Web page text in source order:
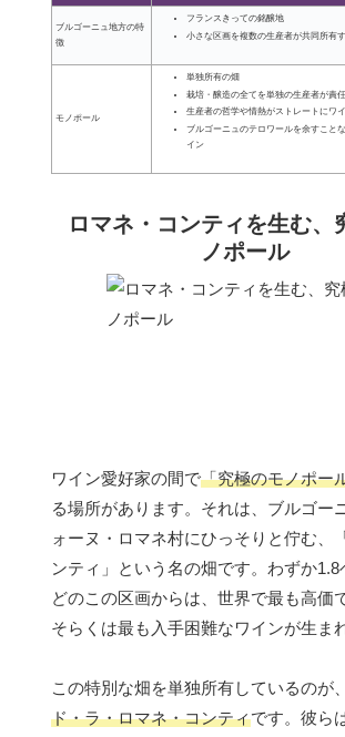
ブルゴーニュ地方の特
徴
フランスきっての銘醸地
小さな区画を複数の生産者が共同所有
モノポール
単独所有の畑
栽培・醸造の全てを単独の生産者が責
生産者の哲学や情熱がストレートにワ
ブルゴーニュのテロワールを余すこと
イン
ロマネ・コンティを生む、
ノポール
ワイン愛好家の間で「究極のモノポー
る場所があります。それは、ブルゴー
ォーヌ・ロマネ村にひっそりと佇む、
ンティ」という名の畑です。わずか1.8
どのこの区画からは、世界で最も高価
そらくは最も入手困難なワインが生ま
この特別な畑を単独所有しているのが、
ド・ラ・ロマネ・コンティです。彼ら